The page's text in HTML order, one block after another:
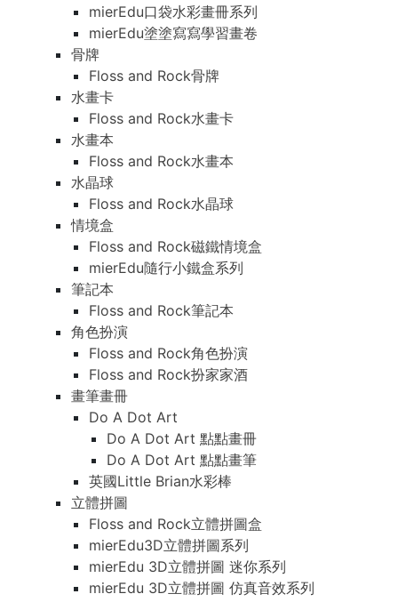
mierEdu口袋水彩畫冊系列
mierEdu塗塗寫寫學習畫卷
骨牌
Floss and Rock骨牌
水畫卡
Floss and Rock水畫卡
水畫本
Floss and Rock水畫本
水晶球
Floss and Rock水晶球
情境盒
Floss and Rock磁鐵情境盒
mierEdu隨行小鐵盒系列
筆記本
Floss and Rock筆記本
角色扮演
Floss and Rock角色扮演
Floss and Rock扮家家酒
畫筆畫冊
Do A Dot Art
Do A Dot Art 點點畫冊
Do A Dot Art 點點畫筆
英國Little Brian水彩棒
立體拼圖
Floss and Rock立體拼圖盒
mierEdu3D立體拼圖系列
mierEdu 3D立體拼圖 迷你系列
mierEdu 3D立體拼圖 仿真音效系列